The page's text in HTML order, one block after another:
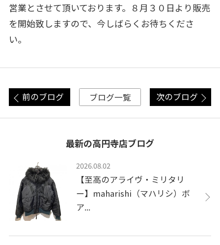
営業とさせて頂いております。８月３０日より販売
を開始致しますので、今しばらくお待ちくださ
い。
前のブログ ブログ一覧 次のブログ
最新の高円寺店ブログ
2026.08.02
【至高のアライヴ・ミリタリ
ー】maharishi（マハリシ）ボ
ア...